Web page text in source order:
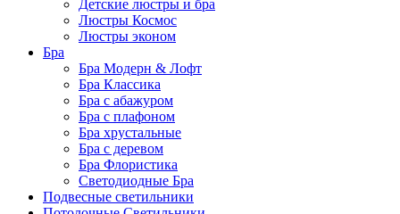
Детские люстры и бра
Люстры Космос
Люстры эконом
Бра
Бра Модерн & Лофт
Бра Классика
Бра с абажуром
Бра с плафоном
Бра хрустальные
Бра с деревом
Бра Флористика
Светодиодные Бра
Подвесные светильники